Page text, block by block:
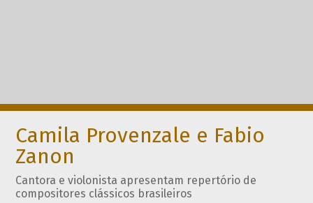
Camila Provenzale e Fabio
Zanon
Cantora e violonista apresentam repertório de
compositores clássicos brasileiros